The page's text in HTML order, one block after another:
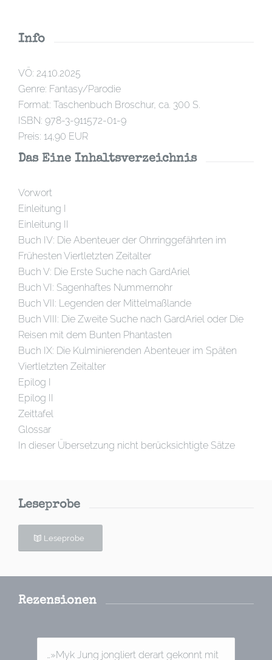
Info
VÖ: 24.10.2025
Genre: Fantasy/Parodie
Format: Taschenbuch Broschur, ca. 300 S.
ISBN: 978-3-911572-01-9
Preis: 14,90 EUR
Das Eine Inhaltsverzeichnis
Vorwort
Einleitung I
Einleitung II
Buch IV: Die Abenteuer der Ohrringgefährten im
Frühesten Viertletzten Zeitalter
Buch V: Die Erste Suche nach GardAriel
Buch VI: Sagenhaftes Nummernohr
Buch VII: Legenden der Mittelmaßlande
Buch VIII: Die Zweite Suche nach GardAriel oder Die
Reisen mit dem Bunten Phantasten
Buch IX: Die Kulminierenden Abenteuer im Späten
Viertletzten Zeitalter
Epilog I
Epilog II
Zeittafel
Glossar
In dieser Übersetzung nicht berücksichtigte Sätze
Leseprobe
Leseprobe
Rezensionen
…»Myk Jung jongliert derart gekonnt mit